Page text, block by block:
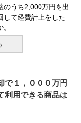
のうち2,000万円を出
して経費計上をした
で１，０００万円
利用できる商品は